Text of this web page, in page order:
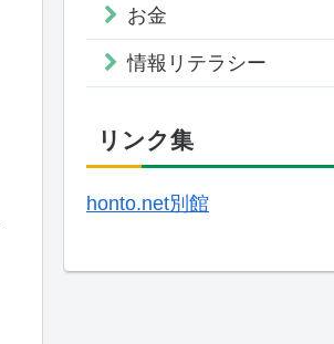
お金
情報リテラシー
リンク集
honto.net別館